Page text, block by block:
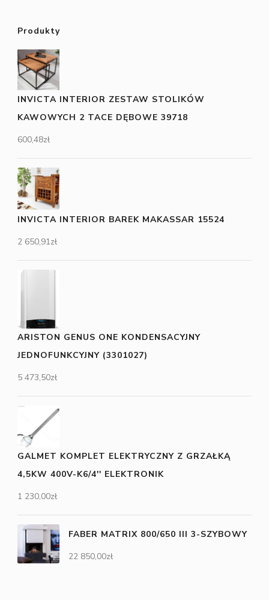
Produkty
INVICTA INTERIOR ZESTAW STOLIKÓW
KAWOWYCH 2 TACE DĘBOWE 39718
600,48zł
INVICTA INTERIOR BAREK MAKASSAR 15524
2 650,91zł
ARISTON GENUS ONE KONDENSACYJNY
JEDNOFUNKCYJNY (3301027)
5 473,50zł
GALMET KOMPLET ELEKTRYCZNY Z GRZAŁKĄ
4,5KW 400V-K6/4'' ELEKTRONIK
1 230,00zł
FABER MATRIX 800/650 III 3-SZYBOWY
22 850,00zł